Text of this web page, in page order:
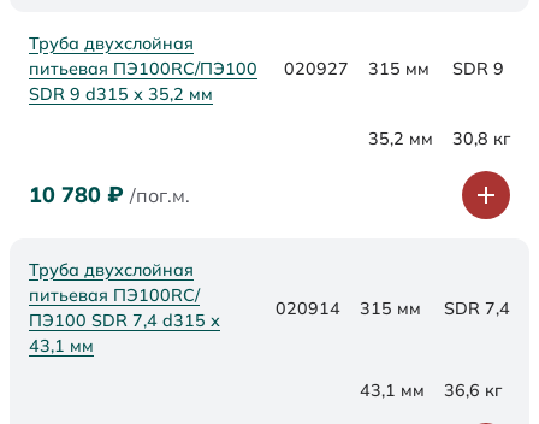
Труба двухслойная
питьевая ПЭ100RC/ПЭ100
SDR 9 d315 х 35,2 мм
020927 315 мм SDR 9
35,2 мм 30,8 кг
10 780 ₽ /пог.м.
Труба двухслойная
питьевая ПЭ100RC/
ПЭ100 SDR 7,4 d315 х
43,1 мм
020914 315 мм SDR 7,4
43,1 мм 36,6 кг